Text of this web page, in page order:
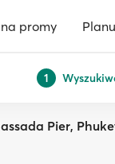
promy
1
Pier,